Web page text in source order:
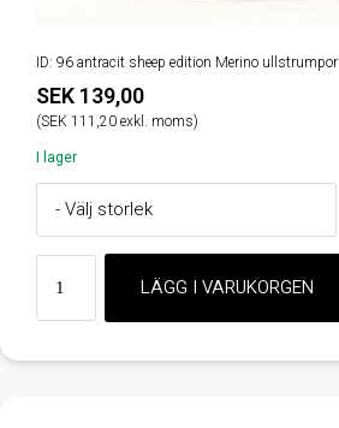
ID: 96 antracit sheep edition Merino ullstrumpor
SEK 139,00
(SEK 111,20 exkl. moms)
I lager